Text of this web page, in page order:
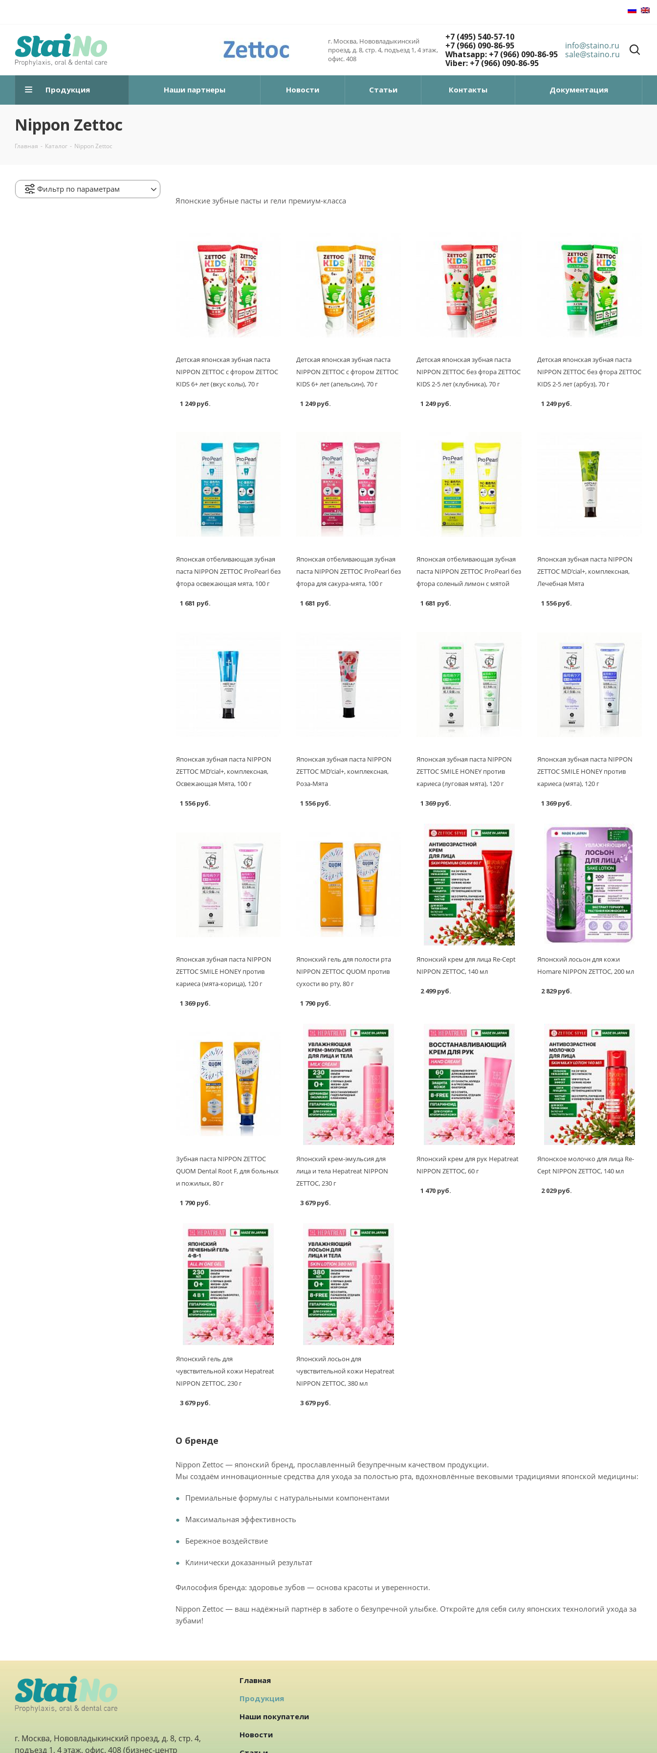
г. Москва, Нововладыкинский
проезд, д. 8, стр. 4, подъезд 1, 4 этаж,
офис. 408
+7 (495) 540-57-10
+7 (966) 090-86-95
Whatsapp: +7 (966) 090-86-95
Viber: +7 (966) 090-86-95
info@staino.ru
sale@staino.ru
Продукция Наши партнеры Новости Статьи Контакты Документация
Nippon Zettoc
Главная - Каталог - Nippon Zettoc
Фильтр по параметрам
Японские зубные пасты и гели премиум-класса
Детская японская зубная паста
NIPPON ZETTOC с фтором ZETTOC
KIDS 6+ лет (вкус колы), 70 г
1 249 руб.
Детская японская зубная паста
NIPPON ZETTOC с фтором ZETTOC
KIDS 6+ лет (апельсин), 70 г
1 249 руб.
Детская японская зубная паста
NIPPON ZETTOC без фтора ZETTOC
KIDS 2-5 лет (клубника), 70 г
1 249 руб.
Детская японская зубная паста
NIPPON ZETTOC без фтора ZETTOC
KIDS 2-5 лет (арбуз), 70 г
1 249 руб.
Японская отбеливающая зубная
паста NIPPON ZETTOC ProPearl без
фтора освежающая мята, 100 г
1 681 руб.
Японская отбеливающая зубная
паста NIPPON ZETTOC ProPearl без
фтора для сакура-мята, 100 г
1 681 руб.
Японская отбеливающая зубная
паста NIPPON ZETTOC ProPearl без
фтора соленый лимон с мятой
1 681 руб.
Японская зубная паста NIPPON
ZETTOC MD'cial+, комплексная,
Лечебная Мята
1 556 руб.
Японская зубная паста NIPPON
ZETTOC MD'cial+, комплексная,
Освежающая Мята, 100 г
1 556 руб.
Японская зубная паста NIPPON
ZETTOC MD'cial+, комплексная,
Роза-Мята
1 556 руб.
Японская зубная паста NIPPON
ZETTOC SMILE HONEY против
кариеса (луговая мята), 120 г
1 369 руб.
Японская зубная паста NIPPON
ZETTOC SMILE HONEY против
кариеса (мята), 120 г
1 369 руб.
Японская зубная паста NIPPON
ZETTOC SMILE HONEY против
кариеса (мята-корица), 120 г
1 369 руб.
Японский гель для полости рта
NIPPON ZETTOC QUOM против
сухости во рту, 80 г
1 790 руб.
Японский крем для лица Re-Cept
NIPPON ZETTOC, 140 мл
2 499 руб.
Японский лосьон для кожи
Homare NIPPON ZETTOC, 200 мл
2 829 руб.
Зубная паста NIPPON ZETTOC
QUOM Dental Root F, для больных
и пожилых, 80 г
1 790 руб.
Японский крем-эмульсия для
лица и тела Hepatreat NIPPON
ZETTOC, 230 г
3 679 руб.
Японский крем для рук Hepatreat
NIPPON ZETTOC, 60 г
1 470 руб.
Японское молочко для лица Re-
Cept NIPPON ZETTOC, 140 мл
2 029 руб.
Японский гель для
чувствительной кожи Hepatreat
NIPPON ZETTOC, 230 г
3 679 руб.
Японский лосьон для
чувствительной кожи Hepatreat
NIPPON ZETTOC, 380 мл
3 679 руб.
О бренде
Nippon Zettoc — японский бренд, прославленный безупречным качеством продукции.
Мы создаём инновационные средства для ухода за полостью рта, вдохновлённые вековыми традициями японской медицины:
Премиальные формулы с натуральными компонентами
Максимальная эффективность
Бережное воздействие
Клинически доказанный результат
Философия бренда: здоровье зубов — основа красоты и уверенности.
Nippon Zettoc — ваш надёжный партнёр в заботе о безупречной улыбке. Откройте для себя силу японских технологий ухода за
зубами!
г. Москва, Нововладыкинский проезд, д. 8, стр. 4,
подъезд 1, 4 этаж, офис. 408 (бизнес-центр
Главная
Продукция
Наши покупатели
Новости